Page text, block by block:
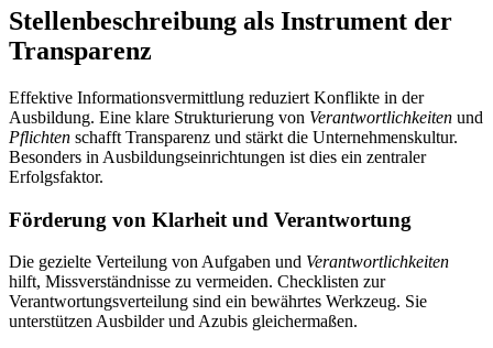
Stellenbeschreibung als Instrument der
Transparenz
Effektive Informationsvermittlung reduziert Konflikte in der
Ausbildung. Eine klare Strukturierung von Verantwortlichkeiten und
Pflichten schafft Transparenz und stärkt die Unternehmenskultur.
Besonders in Ausbildungseinrichtungen ist dies ein zentraler
Erfolgsfaktor.
Förderung von Klarheit und Verantwortung
Die gezielte Verteilung von Aufgaben und Verantwortlichkeiten
hilft, Missverständnisse zu vermeiden. Checklisten zur
Verantwortungsverteilung sind ein bewährtes Werkzeug. Sie
unterstützen Ausbilder und Azubis gleichermaßen.